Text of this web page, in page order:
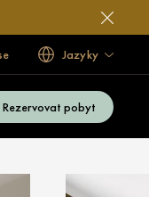
Jazyky
Rezervovat pobyt